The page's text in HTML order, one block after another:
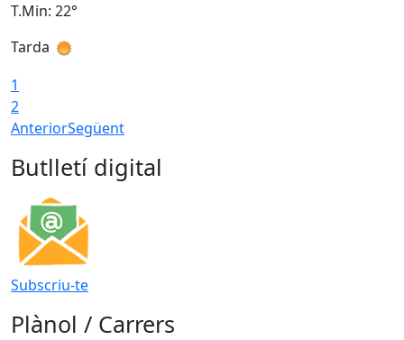
T.Min: 22°
Tarda
1
2
AnteriorSegüent
Butlletí digital
Subscriu-te
Plànol / Carrers